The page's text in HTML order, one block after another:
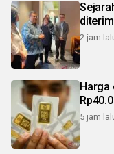
2 jam
Harga
5 jam